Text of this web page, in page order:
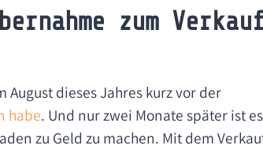
zum
August dieses Jahres kurz vor der
habe. Und nur zwei Monate später ist es
zu Geld zu machen. Mit dem